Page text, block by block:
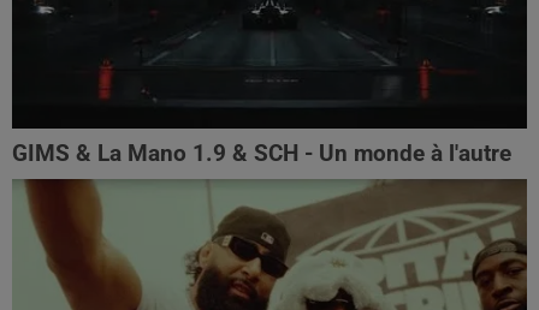
GIMS & La Mano 1.9 & SCH - Un monde à l'autre